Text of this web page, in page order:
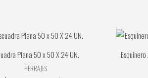
Plana 50 x 50 X 24 UN.
HERRAJES